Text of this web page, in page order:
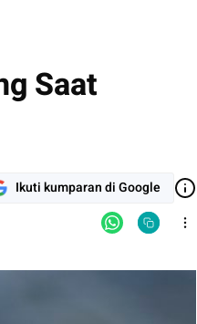
Saat
Ikuti kumparan di Google